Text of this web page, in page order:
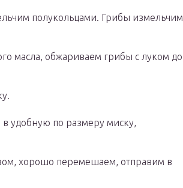
полукольцами. Грибы измельчим
масла, обжариваем грибы с луком до
удобную по размеру миску,
хорошо перемешаем, отправим в